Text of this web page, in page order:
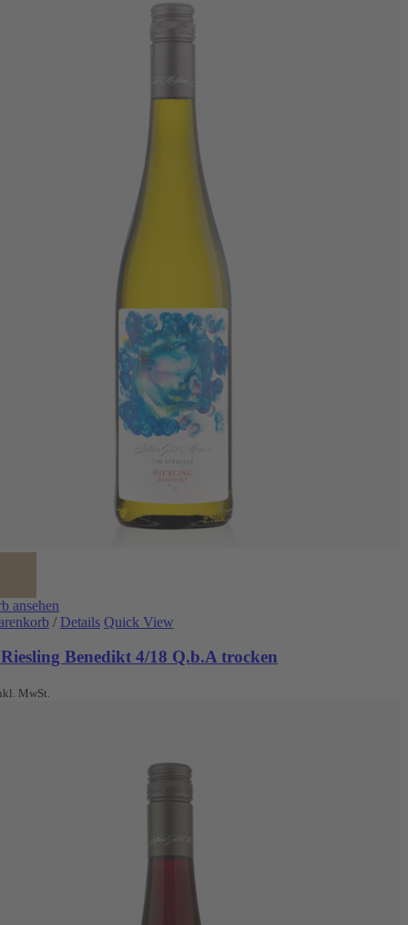
ansehen
/ Details Quick View
Benedikt 4/18 Q.b.A trocken
MwSt.